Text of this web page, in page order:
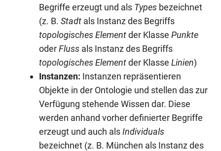
Begriffe erzeugt und als Types bezeichnet
(z. B. Stadt als Instanz des Begriffs
topologisches Elementder Klasse Punkte
oderFluss als Instanz des Begriffs
topologisches Elementder Klasse Linien)
Instanzen: Instanzen repräsentieren
Objekte in der Ontologie und stellen das zur
Verfügung stehende Wissen dar. Diese
werden anhand vorher definierter Begriffe
erzeugt und auch alsIndividuals
bezeichnet (z. B. München als Instanz des